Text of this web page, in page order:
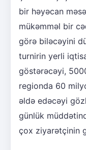
bir həyəcan
mükəmməl bir
görə biləcəyini
turnirin yerli
göstərəcəyi,
regionda 60
əldə edəcəyi
günlük
çox ziyarətçinin